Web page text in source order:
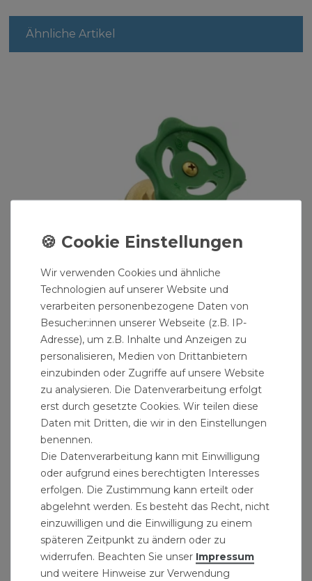
Ähnliche Artikel
Messing Absperrventil DN25 1 Zoll
Schrägsitzventil Absperrhahn Entleerung
15,59 € *
Wir verwenden Cookies und ähnliche
Technologien auf unserer Website und
verarbeiten personenbezogene Daten von
Besucher:innen unserer Webseite (z.B. IP-
Adresse), um z.B. Inhalte und Anzeigen zu
personalisieren, Medien von Drittanbietern
einzubinden oder Zugriffe auf unsere Website
zu analysieren. Die Datenverarbeitung erfolgt
erst durch gesetzte Cookies. Wir teilen diese
Daten mit Dritten, die wir in den Einstellungen
benennen.
Die Datenverarbeitung kann mit Einwilligung
oder aufgrund eines berechtigten Interesses
erfolgen. Die Zustimmung kann erteilt oder
abgelehnt werden. Es besteht das Recht, nicht
einzuwilligen und die Einwilligung zu einem
späteren Zeitpunkt zu ändern oder zu
widerrufen. Beachten Sie unser Impressum
und weitere Hinweise zur Verwendung